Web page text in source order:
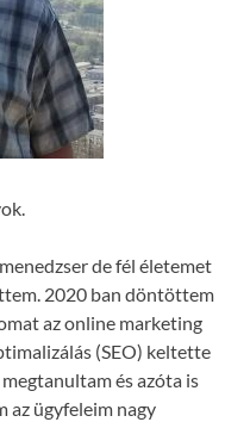
de fél életemet
2020 ban döntöttem
az online marketing
(SEO) keltette
és azóta is
az ügyfeleim nagy